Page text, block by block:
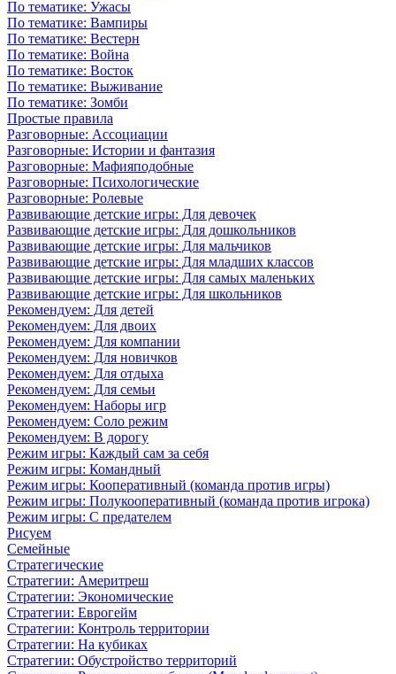
По тематике: Ужасы
По тематике: Вампиры
По тематике: Вестерн
По тематике: Война
По тематике: Восток
По тематике: Выживание
По тематике: Зомби
Простые правила
Разговорные: Ассоциации
Разговорные: Истории и фантазия
Разговорные: Мафияподобные
Разговорные: Психологические
Разговорные: Ролевые
Развивающие детские игры: Для девочек
Развивающие детские игры: Для дошкольников
Развивающие детские игры: Для мальчиков
Развивающие детские игры: Для младших классов
Развивающие детские игры: Для самых маленьких
Развивающие детские игры: Для школьников
Рекомендуем: Для детей
Рекомендуем: Для двоих
Рекомендуем: Для компании
Рекомендуем: Для новичков
Рекомендуем: Для отдыха
Рекомендуем: Для семьи
Рекомендуем: Наборы игр
Рекомендуем: Соло режим
Рекомендуем: В дорогу
Режим игры: Каждый сам за себя
Режим игры: Командный
Режим игры: Кооперативный (команда против игры)
Режим игры: Полукооперативный (команда против игрока)
Режим игры: С предателем
Рисуем
Семейные
Стратегические
Стратегии: Америтреш
Стратегии: Экономические
Стратегии: Еврогейм
Стратегии: Контроль территории
Стратегии: На кубиках
Стратегии: Обустройство территорий